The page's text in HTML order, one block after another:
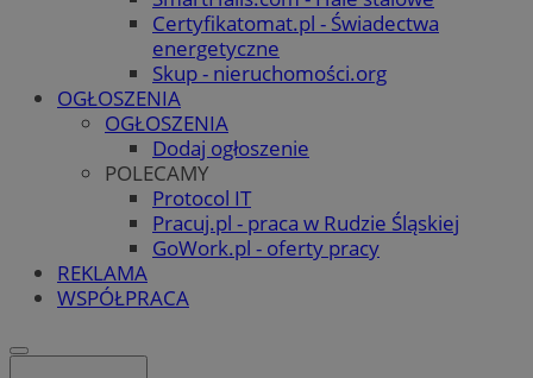
Certyfikatomat.pl - Świadectwa
energetyczne
Skup - nieruchomości.org
OGŁOSZENIA
OGŁOSZENIA
Dodaj ogłoszenie
POLECAMY
Protocol IT
Pracuj.pl - praca w Rudzie Śląskiej
GoWork.pl - oferty pracy
REKLAMA
WSPÓŁPRACA